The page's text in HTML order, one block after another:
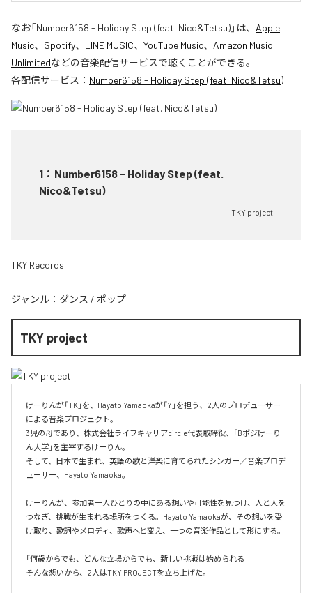
なお「Number6158 - Holiday Step (feat. Nico&Tetsu)」は、 Apple
Music、 Spotify、 LINE MUSIC、 YouTube Music、 Amazon Music
Unlimitedなどの音楽配信サービスで聴くことができる。
各配信サービス： Number6158 - Holiday Step (feat. Nico&Tetsu)
1 ： Number6158 - Holiday Step (feat.
Nico&Tetsu)
TKY project
TKY Records
ジャンル： ダンス / ポップ
TKY project
けーりんが「TK」を、Hayato Yamaokaが「Y」を担う、2人のプロデューサー
による音楽プロジェクト。
3児の母であり、株式会社ライフキャリアcircle代表取締役、「Bポジけーり
ん大学」を主宰するけーりん。
そして、日本で生まれ、英語の歌と洋楽に育てられたシンガー／音楽プロデ
ューサー、Hayato Yamaoka。
けーりんが、参加者一人ひとりの中にある想いや可能性を見つけ、人と人を
つなぎ、挑戦が生まれる場所をつくる。Hayato Yamaokaが、その想いを受
け取り、歌詞やメロディ、歌声へと変え、一つの音楽作品として形にする。
「何歳からでも、どんな立場からでも、新しい挑戦は始められる」
そんな想いから、2人はTKY PROJECTを立ち上げた。